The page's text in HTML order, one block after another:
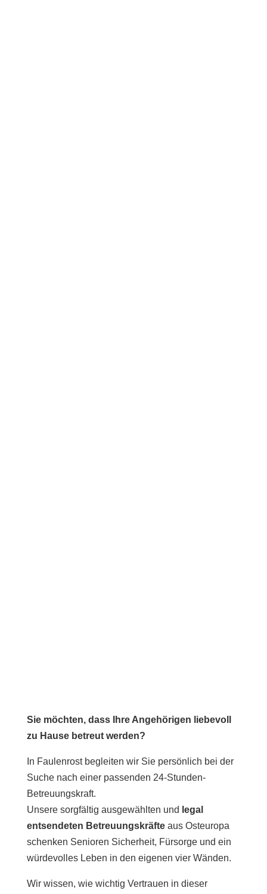
Sie möchten, dass Ihre Angehörigen liebevoll
zu Hause betreut werden?
In Faulenrost begleiten wir Sie persönlich bei der
Suche nach einer passenden 24-Stunden-
Betreuungskraft.
Unsere sorgfältig ausgewählten und legal
entsendeten Betreuungskräfteaus Osteuropa
schenken Senioren Sicherheit, Fürsorge und ein
würdevolles Leben in den eigenen vier Wänden.
Wir wissen, wie wichtig Vertrauen in dieser